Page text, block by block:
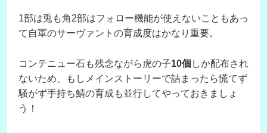
1部は兎も角2部はフォロー機能が使えないこともあっ
て自軍のサーヴァントの育成度はかなり重要。
コンテニュー石も残念ながら虎の子10個 しか配布され
ないため、もしメインストーリーで詰まったら慌てず
騒がず手持ち鯖の育成も並行してやっておきましょ
う！